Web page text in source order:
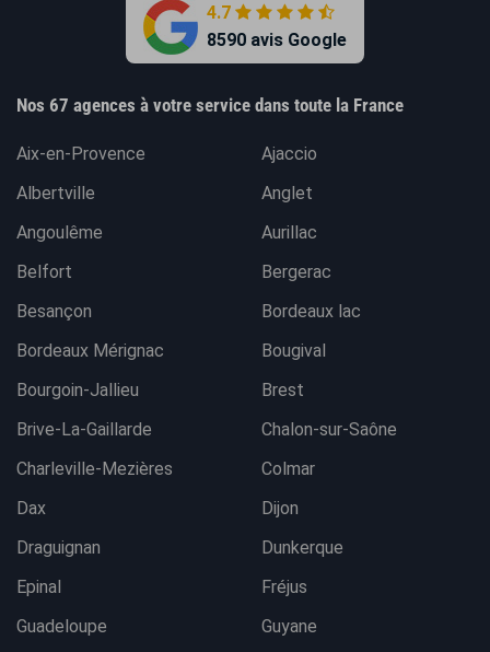
4.7
8590 avis Google
Nos 67 agences à votre service dans toute la France
Aix-en-Provence
Ajaccio
Albertville
Anglet
Angoulême
Aurillac
Belfort
Bergerac
Besançon
Bordeaux lac
Bordeaux Mérignac
Bougival
Bourgoin-Jallieu
Brest
Brive-La-Gaillarde
Chalon-sur-Saône
Charleville-Mezières
Colmar
Dax
Dijon
Draguignan
Dunkerque
Epinal
Fréjus
Guadeloupe
Guyane